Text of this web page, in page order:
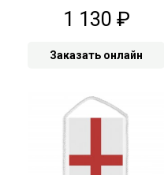
1 130 ₽
Заказать онлайн